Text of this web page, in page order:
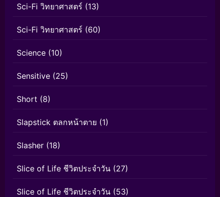
Sci-Fi วิทยาศาสตร์ (13)
Sci-Fi วิทยาศาสตร์ (60)
Science (10)
Sensitive (25)
Short (8)
Slapstick ตลกหน้าตาย (1)
Slasher (18)
Slice of Life ชีวิตประจำวัน (27)
Slice of Life ชีวิตประจำวัน (53)